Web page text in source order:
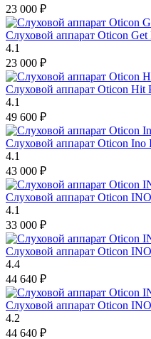
23 000 ₽
Слуховой аппарат Oticon
4.1
23 000 ₽
Слуховой аппарат Oticon
4.1
49 600 ₽
Слуховой аппарат Oticon Ino
4.1
43 000 ₽
Слуховой аппарат Oticon
4.1
33 000 ₽
Слуховой аппарат Oticon
4.4
44 640 ₽
Слуховой аппарат Oticon
4.2
44 640 ₽